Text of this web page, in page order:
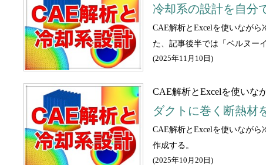
冷却系の設計を自分
CAE解析とExcelを使いなが
た、記事後半では「ベルヌー
(2025年11月10日 )
CAE解析とExcelを使いな
ダクトに巻く断熱材
CAE解析とExcelを使いなが
作成する。
(2025年10月20日 )